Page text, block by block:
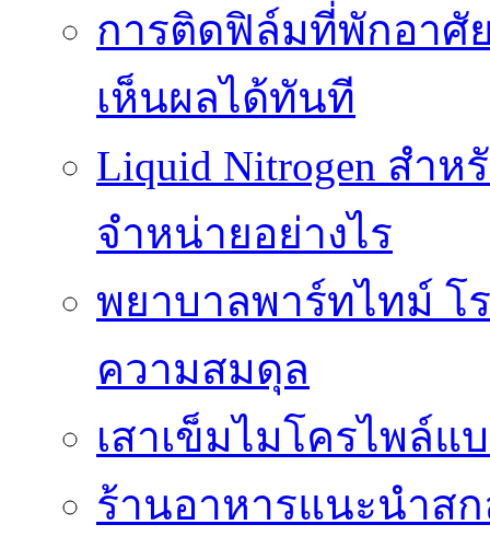
การติดฟิล์มที่พักอาศั
เห็นผลได้ทันที
Liquid Nitrogen สำ
จำหน่ายอย่างไร
พยาบาลพาร์ทไทม์ โ
ความสมดุล
เสาเข็มไมโครไพล์
ร้านอาหารแนะนำส